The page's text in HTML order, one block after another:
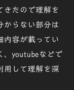
きたので理解を
からない部分は
内容が載ってい
、youtubeなどで
用して理解を深